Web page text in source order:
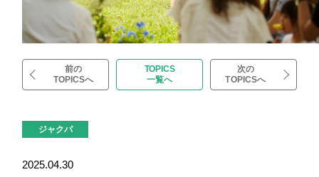
前の
TOPICSへ
TOPICS
一覧へ
次の
TOPICSへ
ジャクパ
2025.04.30